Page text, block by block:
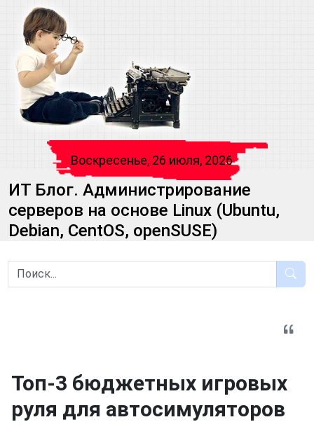
Воскресенье, 26 июля, 2026
ИТ Блог. Администрирование
серверов на основе Linux (Ubuntu,
Debian, CentOS, openSUSE)
Топ-3 бюджетных игровых
руля для автосимуляторов